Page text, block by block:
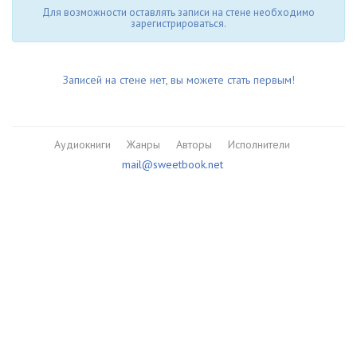
Для возможности оставлять записи на стене необходимо
зарегистрироваться.
Записей на стене нет, вы можете стать первым!
Аудиокниги Жанры Авторы
Исполнители
mail@sweetbook.net